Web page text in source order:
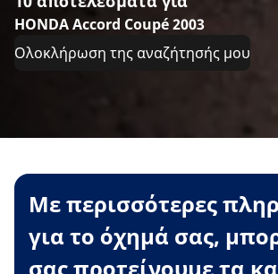
HONDA Accord Coupé 2003
Ολοκλήρωση της αναζήτησής μου
Με περισσότερες
για το όχημά σας,